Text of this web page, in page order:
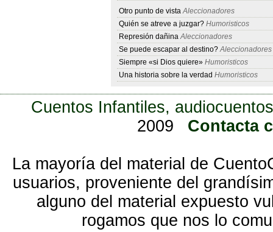
Otro punto de vistaAleccionadores
Quién se atreve a juzgar? Humoristicos
Represión dañinaAleccionadores
Se puede escapar al destino?Aleccionadores
Siempre «si Dios quiere» Humoristicos
Una historia sobre la verdad Humoristicos
Cuentos Infantiles,
2009
Contacta
La mayoría del material de
usuarios, proveniente del
alguno del material expuesto
rogamos que nos lo